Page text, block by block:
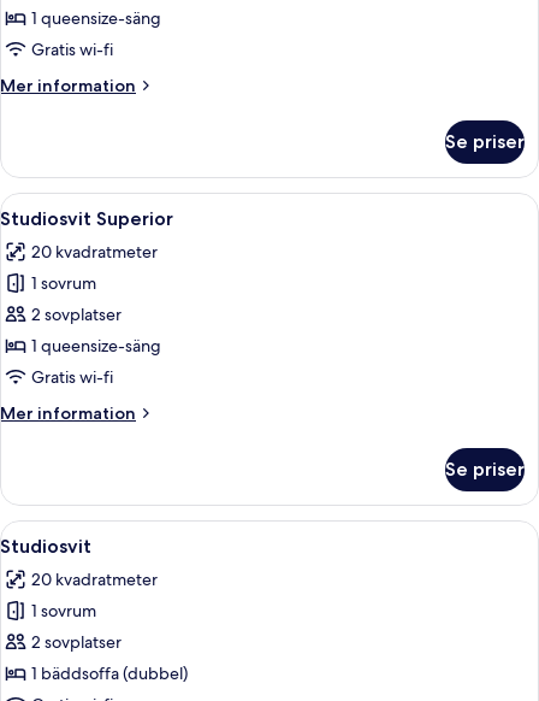
1 queensize-säng
Gratis wi-fi
Mer information
Mer
Premium
Se priser
Öppna
alla
foton
för
Studiosvit
Superior
En snyggt bäddad säng med ett
12
Studiosvit Superior
20 kvadratmeter
1 sovrum
2 sovplatser
1 queensize-säng
Gratis wi-fi
Mer information
Mer
Superior
Se priser
Öppna
alla
foton
för
Studiosvit
Ett modernt vardagsrum med högt
12
Studiosvit
20 kvadratmeter
1 sovrum
2 sovplatser
1 bäddsoffa (dubbel)